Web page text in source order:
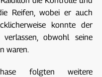
Reifen, wobei er auch
konnte der
obwohl seine
waren.
folgten weitere